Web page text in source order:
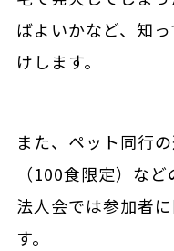
ばよいかなど、知
けします。
また、ペット同行
（100食限定）など
法人会では参加者
す。